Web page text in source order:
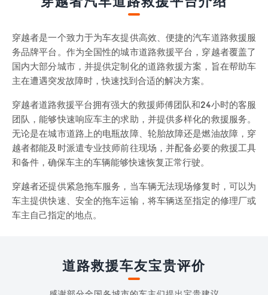
穿越者是一个致力于为车友提供高效、便捷的汽车道路救援服
务品牌平台。作为全国性的城市道路救援平台，穿越者覆盖了
国内大部分城市，并提供定制化的道路救援方案，旨在帮助车
主在遭遇突发故障时，快速找到合适的解决方案。
穿越者道路救援平台拥有强大的救援师傅团队和24小时的客服
团队，能够快速响应车主的求助，并提供多样化的救援服务。
无论是在城市道路上的电瓶故障、轮胎故障还是燃油故障，穿
越者都能及时派遣专业技师前往现场，并配备必要的救援工具
和备件，确保车主的车辆能够快速恢复正常行驶。
穿越者还提供紧急拖车服务，当车辆无法现场修复时，可以为
车主提供快速、安全的拖车运输，将车辆送至指定的修理厂或
车主自己指定的地点。
道路救援车友宝贵评价